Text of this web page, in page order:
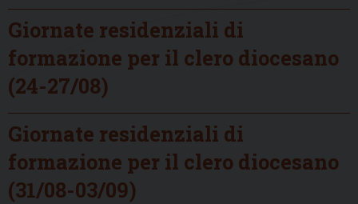
Giornate residenziali di
formazione per il clero diocesano
(24-27/08)
Giornate residenziali di
formazione per il clero diocesano
(31/08-03/09)